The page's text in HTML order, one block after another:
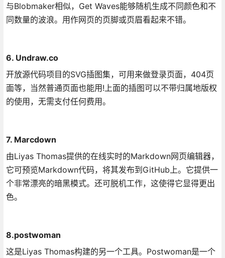
与Blobmaker相似，Get Waves能够随机生成不同颜色和不
同数量的波浪。用作网页的页脚或页眉看起来不错。
6. Undraw.co
开放源代码项目的SVG插图集，可用来做登录页面，404页
面等，当然普通页面也能用!上面的插图可以不带归属地版权
的使用，无需支付任何费用。
7. Marcdown
由Liyas Thomas提供的在线实时的Markdown网页编辑器，
它可预览Markdown代码，将其发布到GitHub上。它提供一
个非常漂亮的暗黑模式。还可脱机工作，这使得它显得更出
色。
8.postwoman
这是Liyas Thomas构建的另一个工具。Postwoman是一个